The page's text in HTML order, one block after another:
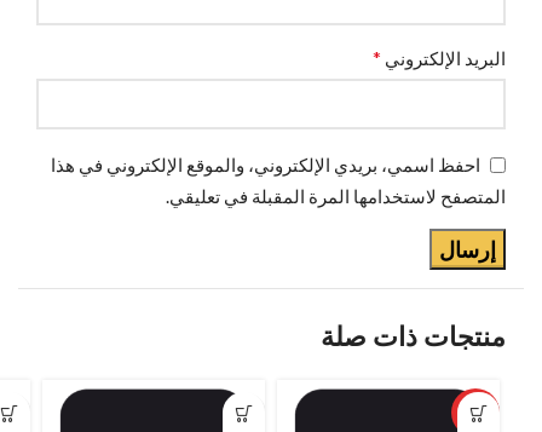
البريد الإلكتروني *
احفظ اسمي، بريدي الإلكتروني، والموقع الإلكتروني في هذا
المتصفح لاستخدامها المرة المقبلة في تعليقي.
منتجات ذات صلة
مميزة